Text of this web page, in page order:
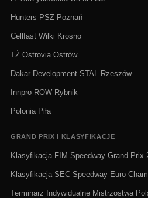
Hunters PSŻ Poznań
Cellfast Wilki Krosno
TŻ Ostrovia Ostrów
Dakar Development STAL Rzeszów
Innpro ROW Rybnik
Polonia Piła
GRAND PRIX I KLASYFIKACJE
Klasyfikacja FIM Speedway Grand Prix
Klasyfikacja SEC Speedway Euro
Terminarz Indywidualne Mistrzostwa